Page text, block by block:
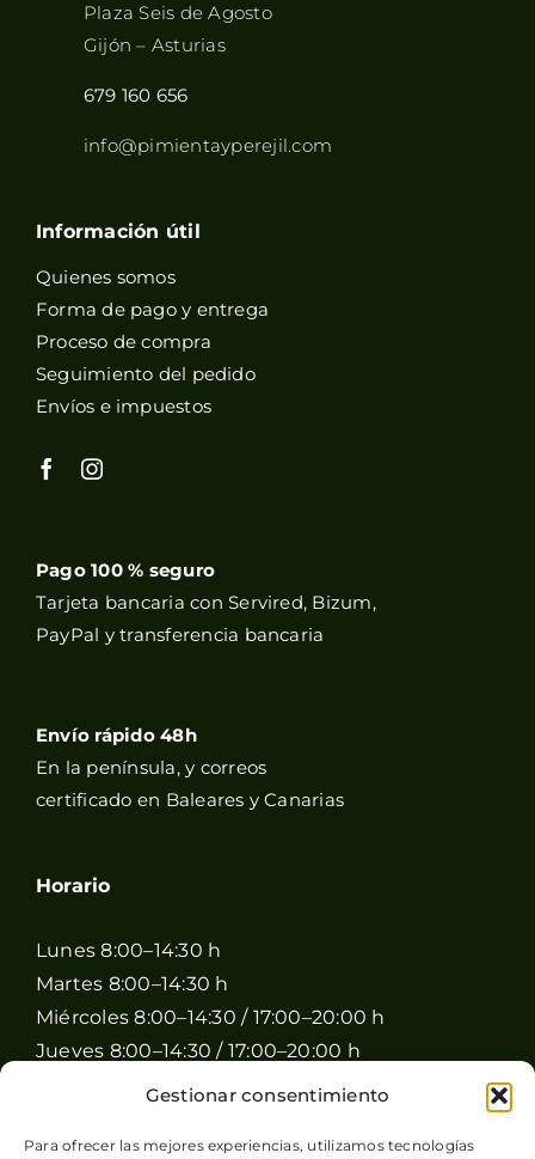
Gestionar consentimiento
Para ofrecer las mejores experiencias, utilizamos tecnologías
Plaza Seis de Agosto
Gijón – Asturias
679 160 656
info@pimientayperejil.com
Información útil
Quienes somos
Forma de pago y entrega
Proceso de compra
Seguimiento del pedido
Envíos e impuestos
Pago 100 % seguro
Tarjeta bancaria con Servired, Bizum,
PayPal y transferencia bancaria
Envío rápido 48h
En la península, y correos
certificado en Baleares y Canarias
Horario
Lunes 8:00–14:30 h
Martes 8:00–14:30 h
Miércoles 8:00–14:30 / 17:00–20:00 h
Jueves 8:00–14:30 / 17:00–20:00 h
Viernes 8:00–14:30 / 17:00–20:00 h
Domingo Cerrado